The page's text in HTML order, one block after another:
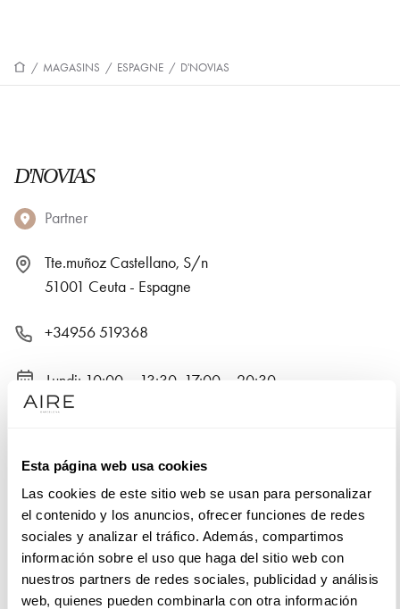
Esta página web usa cookies
Las cookies de este sitio web se usan para personalizar
el contenido y los anuncios, ofrecer funciones de redes
sociales y analizar el tráfico. Además, compartimos
información sobre el uso que haga del sitio web con
nuestros partners de redes sociales, publicidad y análisis
web, quienes pueden combinarla con otra información
/ MAGASINS / ESPAGNE / D'NOVIAS
D'NOVIAS
Partner
Tte.muñoz Castellano, S/n
51001 Ceuta - Espagne
+34956 519368
Lundi: 10:00 – 13:30, 17:00 – 20:30
Mardi: 10:00 – 13:30, 17:00 – 20:30
Vendredi: 10:00 – 13:30, 17:00 – 20:30
Samedi: 11:00 – 14:00
Dimanche: Fermé
PRENEZ RENDEZ-VOUS